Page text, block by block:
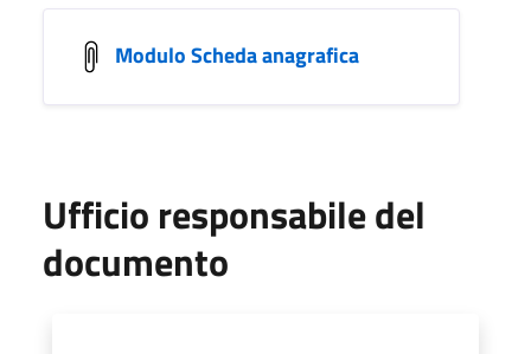
Modulo Scheda anagrafica
Ufficio responsabile del
documento